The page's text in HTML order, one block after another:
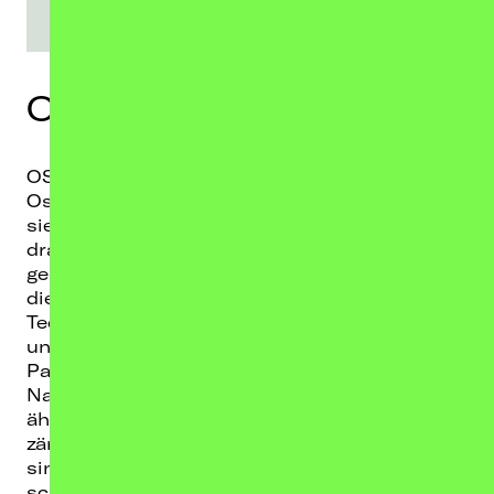
OSWALD
OSWALD
Oswald heißt keiner der vier Musiker. Obwohl
sie noch nicht mal eine Handvoll Singles
draußen haben, werden die Vier zurecht heiß
gehandelt: Ihre Debütsingle „nachts wach“ ist
die perfekte Symbiose aus melodischem
Techno und deutscher Indie-Pop-Melancholie
und gefiel nicht nur all den Menschen, die
PaulWetzs „Ode an den Bass“ feierten. Der
Nachfolger „mitternacht“ setzte auf eine
ähnliche Stimmung, kam aber ein wenig
zärtlicher daher. Obwohl OSWALD Newcomer
sind, kennen gut informierte Berliner:innen